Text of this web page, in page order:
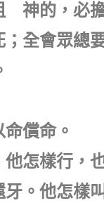
神的，必
全會眾總
償命。
怎樣行，
。他怎樣